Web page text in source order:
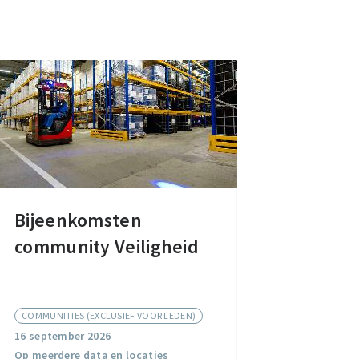
Bijeenkomsten
community Veiligheid
COMMUNITIES (EXCLUSIEF VOOR LEDEN)
16 september 2026
Op meerdere data en locaties
Bijeenkomsten
community